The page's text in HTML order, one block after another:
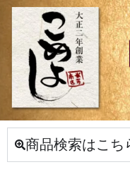
商品検索はこち